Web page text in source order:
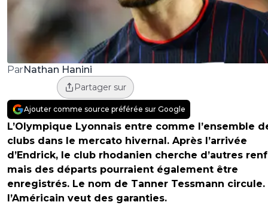
ParNathan Hanini
Partager sur
Ajouter comme source préférée sur Google
L’Olympique Lyonnais entre comme l’ensemble
clubs dans le mercato hivernal. Après l’arrivée
d’Endrick, le club rhodanien cherche d’autres
mais des départs pourraient également être
enregistrés. Le nom de Tanner Tessmann circule.
l’Américain veut des garanties.